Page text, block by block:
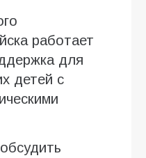
работает
для
детей с